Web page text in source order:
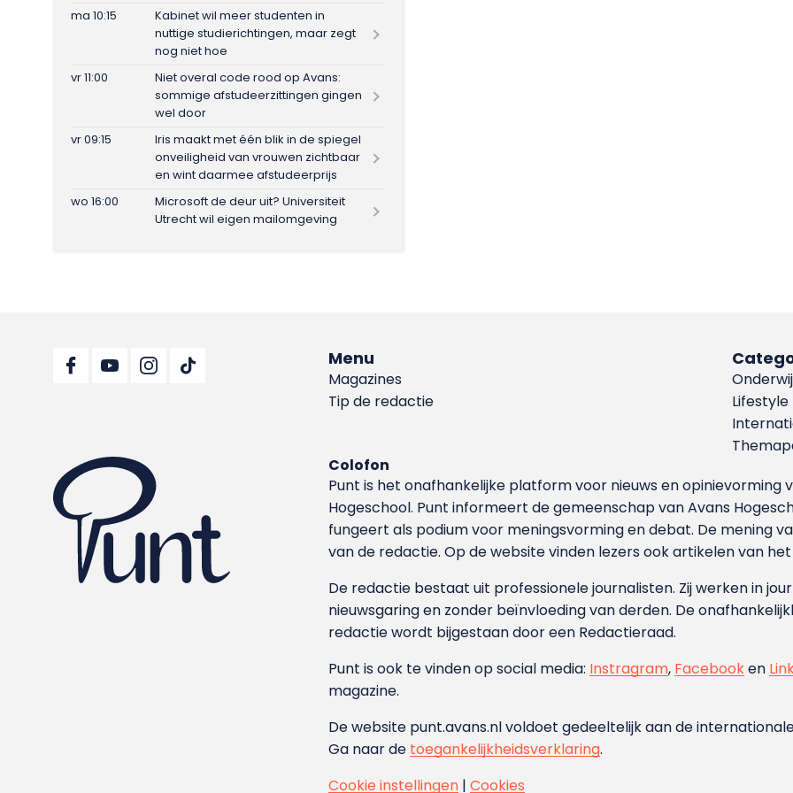
ma 10:15
Kabinet wil meer studenten in
nuttige studierichtingen, maar zegt
nog niet hoe
vr 11:00
Niet overal code rood op Avans:
sommige afstudeerzittingen gingen
wel door
vr 09:15
Iris maakt met één blik in de spiegel
onveiligheid van vrouwen zichtbaar
en wint daarmee afstudeerprijs
wo 16:00
Microsoft de deur uit? Universiteit
Utrecht wil eigen mailomgeving
Menu
Magazines
Tip de redactie
Lifestyle
Colofon
Punt is het onafhankelijke platform voor nieuws en opinievorming
Hoge­school. Punt informeert de gemeenschap van Avans
fungeert als podium voor meningsvorming en debat. De mening
van de redactie. Op de website vinden lezers ook artikelen van het
De redactie bestaat uit professionele journalisten. Zij werken in
nieuwsgaring en zonder beïnvloeding van derden. De
redactie wordt bijgestaan door een Redactieraad.
Punt is ook te vinden op social media: Instragram, Facebooken
magazine.
De website punt.avans.nl voldoet gedeeltelijk aan de
Ga naar de toegankelijkheidsverklaring.
Cookie instellingen |Cookies